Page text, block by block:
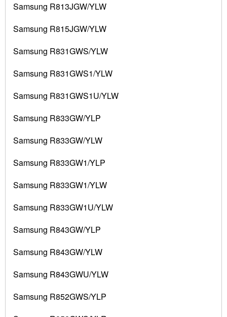
Samsung R813JGW/YLW
Samsung R815JGW/YLW
Samsung R831GWS/YLW
Samsung R831GWS1/YLW
Samsung R831GWS1U/YLW
Samsung R833GW/YLP
Samsung R833GW/YLW
Samsung R833GW1/YLP
Samsung R833GW1/YLW
Samsung R833GW1U/YLW
Samsung R843GW/YLP
Samsung R843GW/YLW
Samsung R843GWU/YLW
Samsung R852GWS/YLP